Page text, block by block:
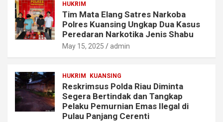
HUKRIM
Tim Mata Elang Satres Narkoba
Polres Kuansing Ungkap Dua Kasus
Peredaran Narkotika Jenis Shabu
May 15, 2025 admin
HUKRIM KUANSING
Reskrimsus Polda Riau Diminta
Segera Bertindak dan Tangkap
Pelaku Pemurnian Emas Ilegal di
Pulau Panjang Cerenti